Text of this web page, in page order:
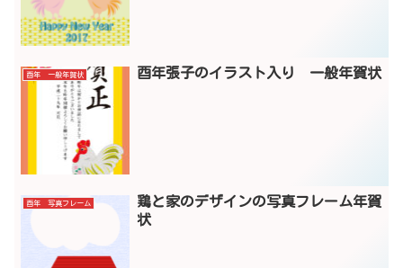
酉年 一般年賀状 酉年張子のイラスト入り 一般年賀状
酉年 写真フレーム
鶏と家のデザインの写真フレーム年賀
状